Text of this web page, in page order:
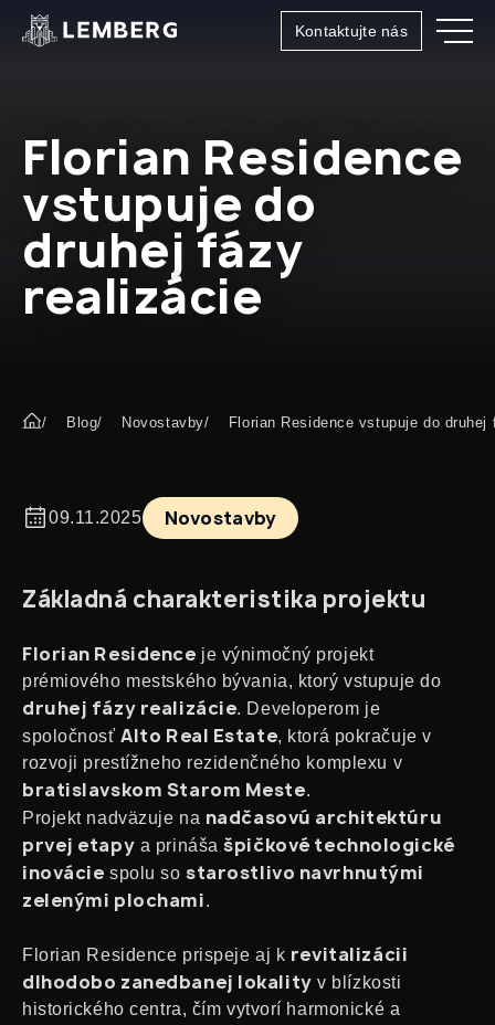
SKUA RU
Kontaktujte nás
Florian Residence
vstupuje do
druhej fázy
realizácie
Blog Novostavby Florian Residence vstupuje do druhej
09.11.2025 Novostavby
Základná charakteristika projektu
Florian Residence je výnimočný projekt
prémiového mestského bývania, ktorý vstupuje do
druhej fázy realizácie. Developerom je
spoločnosťAlto Real Estate, ktorá pokračuje v
rozvoji prestížneho rezidenčného komplexu v
bratislavskom Starom Meste.
Projekt nadväzuje na nadčasovú architektúru
prvej etapy a prinášašpičkové technologické
inovácie spolu sostarostlivo navrhnutými
zelenými plochami.
Florian Residence prispeje aj k revitalizácii
dlhodobo zanedbanej lokality v blízkosti
historického centra, čím vytvorí harmonické a